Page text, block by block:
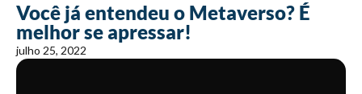
Você já entendeu o Metaverso? É
melhor se apressar!
julho 25, 2022